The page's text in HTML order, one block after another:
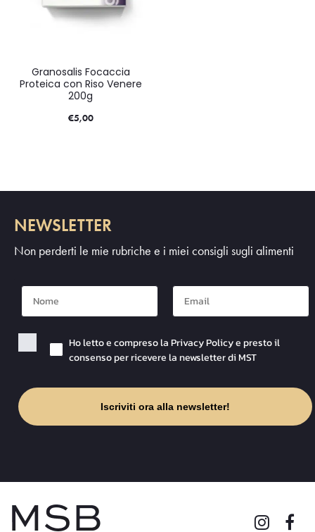
Granosalis Focaccia
Proteica con Riso Venere
200g
€5,00
NEWSLETTER
Non perderti le mie rubriche e i miei consigli sugli alimenti
Nome Mail
Checkbox PrivacyHo letto e compreso la Privacy Policy e presto il
consenso per ricevere la newsletter di MST
Iscriviti ora alla newsletter!